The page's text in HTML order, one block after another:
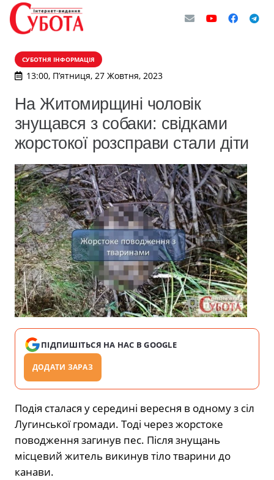
СУБОТНЯ ІНФОРМАЦІЯ
13:00, П’ятниця, 27 Жовтня, 2023
На Житомирщині чоловік
знущався з собаки: свідками
жорстокої розсправи стали діти
ПІДПИШІТЬСЯ НА НАС В GOOGLE
ДОДАТИ ЗАРАЗ
Подія сталася у середині вересня в одному з сіл
Лугинської громади. Тоді через жорстоке
поводження загинув пес. Після знущань
місцевий житель викинув тіло тварини до
канави.